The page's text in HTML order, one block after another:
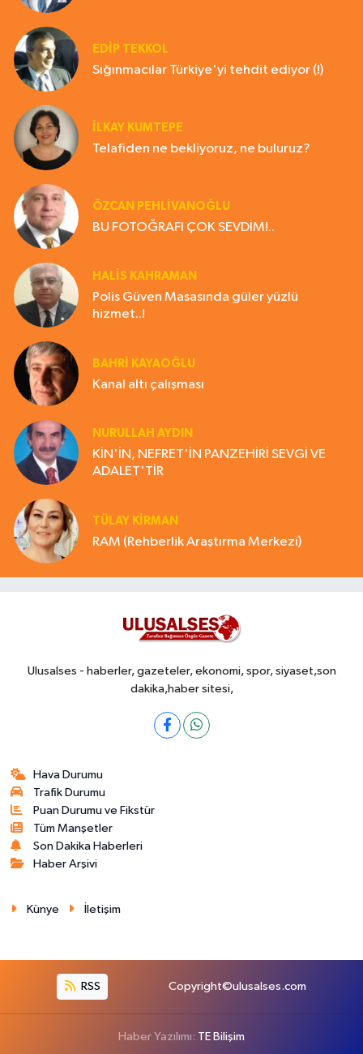
EDIP TEKKOL
Sığınmacılar Türkiye'yi tehdit ediyor (!)
İLKAY KUMTEPE
Telafiden ne bekliyoruz, ne buluruz?
ÖZCAN PEHLİVANOĞLU
BU FOTOĞRAFI ÇOK SEVDİM!..
HALIS KAHRAMAN
Polis Güven Masasında güler yüzlü
hizmet..!
BAHRI KAYAOĞLU
Kanal altı çalışması
NURULLAH AYDIN
KİN'İN, NEFRET'İN PANZEHİRİ SEVGİ VE
ADALET'TİR
TÜLAY KİRMAN
RAM (Rehberlik Araştırma Merkezi)
Ulusalses - haberler, gazeteler, ekonomi, spor, siyaset,son
dakika,haber sitesi,
Hava Durumu
Trafik Durumu
Puan Durumu ve Fikstür
Tüm Manşetler
Son Dakika Haberleri
Haber Arşivi
Künye İletişim
RSS Copyright©ulusalses.com
Haber Yazılımı: TE Bilişim